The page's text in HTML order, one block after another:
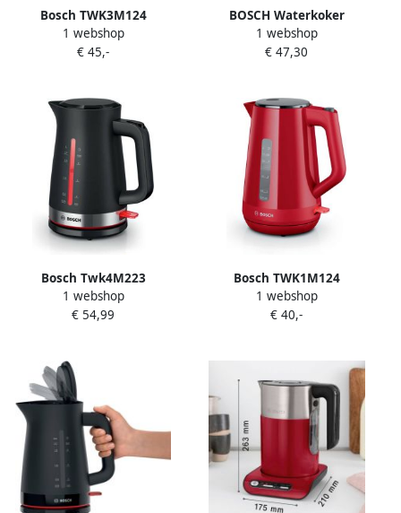
Bosch TWK3M124
MyMoment Waterkoker
Rood
1 webshop
€ 45,-
BOSCH Waterkoker
MyMoment TWK3M121 1 7 l
Automatische uitschakeling
waterniveauaanduiding
1 webshop
€ 47,30
Bosch Twk4M223
Mymoment Waterkoker
1.7L 2400W Zwart Rvs
1 webshop
€ 54,99
Bosch TWK1M124
MyMoment Waterkoker
Rood
1 webshop
€ 40,-